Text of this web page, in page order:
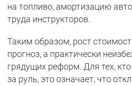
на топливо, амортизацию
труда инструкторов.
Таким образом, рост
прогноз, а практически
грядущих реформ. Для тех,
за руль, это означает, что